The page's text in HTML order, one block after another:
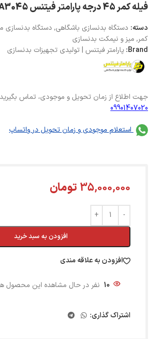
فیله کمر 45 درجه پارامتر فیتنس A3045
دسته: دستگاه بدنسازی باشگاهی, دستگاه بدنسازی
کمر, میز و نیمکت بدنسازی
Brand: پارامتر فیتنس | تولیدی تجهیزات بدنسازی
جهت اطلاع از زمان تحویل و موجودی، تماس
09901407020
استعلام موجودی و زمان تحویل در واتساپ
35,000,000 تومان
افزودن به سبد خرید
افزودن به علاقه مندی
10 نفر در حال مشاهده این محصول
اشتراک گذاری: